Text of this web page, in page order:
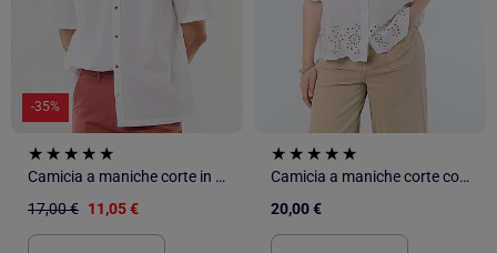
-35%
Camicia a maniche corte in misto lino
17,00 € 11,05 €
Camicia a maniche corte con ricamo traforato
20,00 €